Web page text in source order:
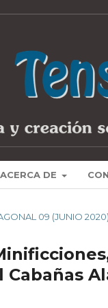
ACERCA DE
09 (JUNIO 2020)
Cabañas